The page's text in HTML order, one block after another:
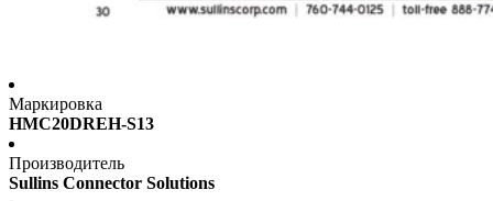
Маркировка
HMC20DREH-S13
Производитель
Sullins Connector Solutions